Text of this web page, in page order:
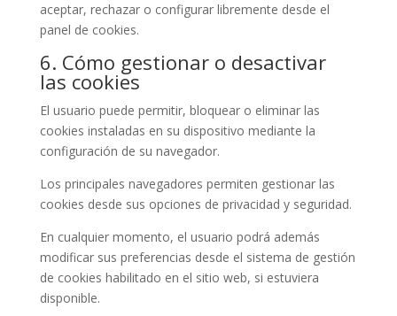
aceptar, rechazar o configurar libremente desde el
panel de cookies.
6. Cómo gestionar o desactivar
las cookies
El usuario puede permitir, bloquear o eliminar las
cookies instaladas en su dispositivo mediante la
configuración de su navegador.
Los principales navegadores permiten gestionar las
cookies desde sus opciones de privacidad y seguridad.
En cualquier momento, el usuario podrá además
modificar sus preferencias desde el sistema de gestión
de cookies habilitado en el sitio web, si estuviera
disponible.